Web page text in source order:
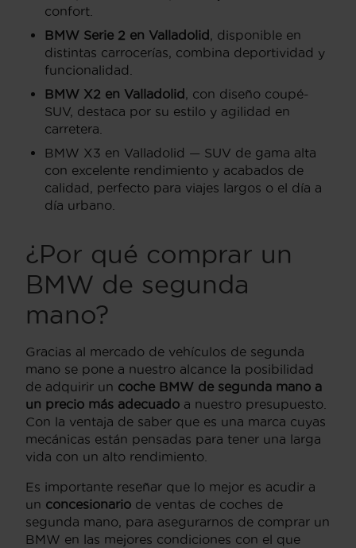
confort.
BMW Serie 2 en Valladolid
, disponible en
distintas carrocerías, combina deportividad y
funcionalidad.
BMW X2 en Valladolid
, con diseño coupé-
SUV, destaca por su estilo y agilidad en
carretera.
BMW X3 en Valladolid — SUV de gama alta
con excelente rendimiento y acabados de
calidad, perfecto para viajes largos o el día a
día urbano.
¿Por qué comprar un
BMW de segunda
mano?
Gracias al mercado de vehículos de segunda
mano se pone a nuestro alcance la posibilidad
de adquirir un coche BMW de segunda mano a
un precio más adecuado a nuestro presupuesto.
Con la ventaja de saber que es una marca cuyas
mecánicas están pensadas para tener una larga
vida con un alto rendimiento.
Es importante reseñar que lo mejor es acudir a
un concesionario de ventas de coches de
segunda mano, para asegurarnos de comprar un
BMW en las mejores condiciones con el que